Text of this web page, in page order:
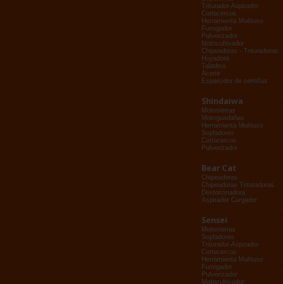
Triturador-Aspirador
Cortacercos
Herramienta Multiuso
Fumigador
Pulverizador
Motocultivador
Chipeadoras - Trituradoras
Hoyadora
Taladros
Aceite
Esparcidor de semillas
Shindaiwa
Motosierras
Motoguadañas
Herramienta Multiuso
Sopladores
Cortacercos
Pulverizador
Bear Cat
Chipeadoras
Chipeadoras Trituradoras
Destoconadora
Aspirador Cargador
Sensei
Motosierras
Sopladores
Triturador-Aspirador
Cortacercos
Herramienta Multiuso
Fumigador
Pulverizador
Motocultivador